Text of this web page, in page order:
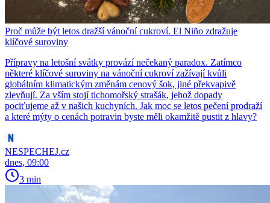
Proč může být letos dražší vánoční cukroví. El Niño zdražuje
klíčové suroviny
Přípravy na letošní svátky provází nečekaný paradox. Zatímco
některé klíčové suroviny na vánoční cukroví zažívají kvůli
globálním klimatickým změnám cenový šok, jiné překvapivě
zlevňují. Za vším stojí tichomořský strašák, jehož dopady
pociťujeme až v našich kuchyních. Jak moc se letos pečení prodraží
a které mýty o cenách potravin byste měli okamžitě pustit z hlavy?
NESPECHEJ.cz
dnes, 09:00
3 min